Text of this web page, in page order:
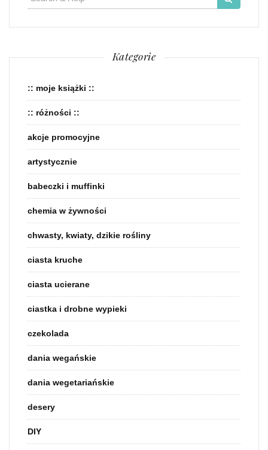
for:
Kategorie
:: moje książki ::
:: różności ::
akcje promocyjne
artystycznie
babeczki i muffinki
chemia w żywności
chwasty, kwiaty, dzikie rośliny
ciasta kruche
ciasta ucierane
ciastka i drobne wypieki
czekolada
dania wegańskie
dania wegetariańskie
desery
DIY